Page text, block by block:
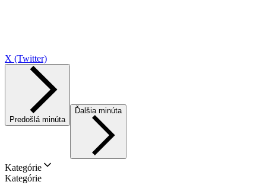
X (Twitter)
Predošlá minúta
Ďalšia minúta
Kategórie
Kategórie